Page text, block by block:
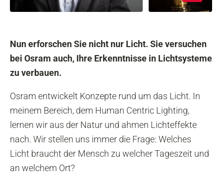
Nun erforschen Sie nicht nur Licht. Sie versuchen
bei Osram auch, Ihre Erkenntnisse in Lichtsysteme
zu verbauen.
Osram entwickelt Konzepte rund um das Licht. In
meinem Bereich, dem Human Centric Lighting,
lernen wir aus der Natur und ahmen Lichteffekte
nach. Wir stellen uns immer die Frage: Welches
Licht braucht der Mensch zu welcher Tageszeit und
an welchem Ort?